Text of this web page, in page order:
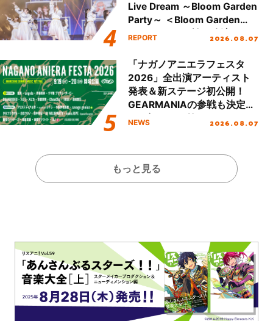
Live Dream ～Bloom Garden
Party～ ＜Bloom Garden
Party Stage／埼玉公演＞”
REPORT 2026.08.07
「ナガノアニエラフェスタ
2026」全出演アーティスト
発表＆新ステージ初公開！
GEARMANIAの参戦も決定
し、初となる第3ステージの
NEWS 2026.08.07
もっと見る